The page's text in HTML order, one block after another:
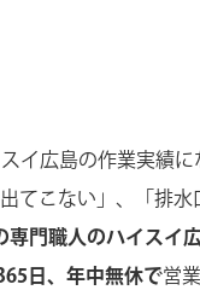
イ広島の作業実績に
てこない」、
「排
専門職人のハイスイ
日、年中無休で営